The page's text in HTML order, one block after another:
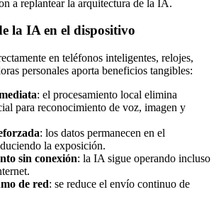
a replantear la arquitectura de la IA.
la IA en el dispositivo
en teléfonos inteligentes, relojes,
personales aporta beneficios tangibles:
: el procesamiento local elimina
para reconocimiento de voz, imagen y
: los datos permanecen en el
la exposición.
sin conexión: la IA sigue operando incluso
de red: se reduce el envío continuo de